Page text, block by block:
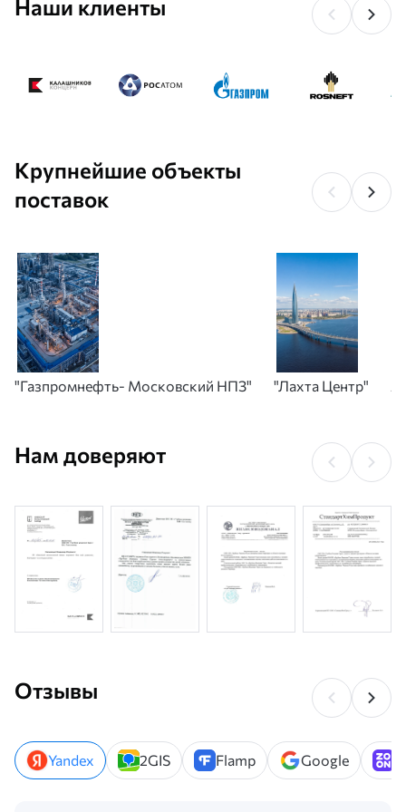
Наши клиенты
Крупнейшие объекты
поставок
"Газпромнефть- Московский НПЗ" "Лахта Центр"
Нам доверяют
Отзывы
Yandex 2GIS Flamp Google